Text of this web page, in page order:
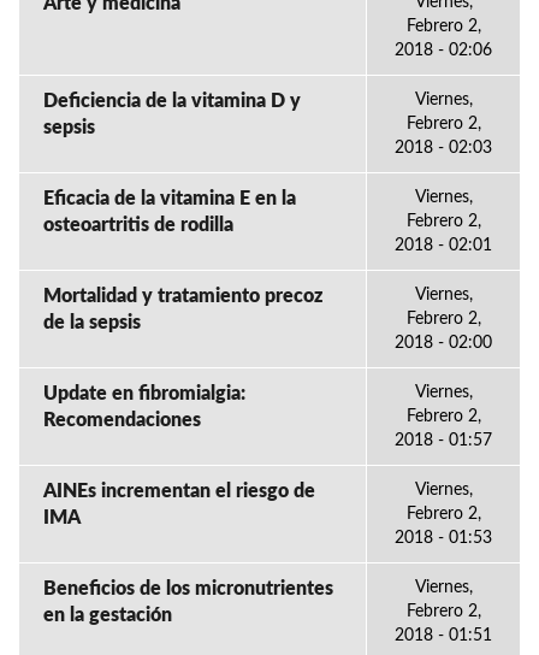
Febrero 2,
2018 - 02:06
Deficiencia de la vitamina D y
sepsis
Viernes,
Febrero 2,
2018 - 02:03
Eficacia de la vitamina E en la
osteoartritis de rodilla
Viernes,
Febrero 2,
2018 - 02:01
Mortalidad y tratamiento precoz
de la sepsis
Viernes,
Febrero 2,
2018 - 02:00
Update en fibromialgia:
Recomendaciones
Viernes,
Febrero 2,
2018 - 01:57
AINEs incrementan el riesgo de
IMA
Viernes,
Febrero 2,
2018 - 01:53
Beneficios de los micronutrientes
en la gestación
Viernes,
Febrero 2,
2018 - 01:51